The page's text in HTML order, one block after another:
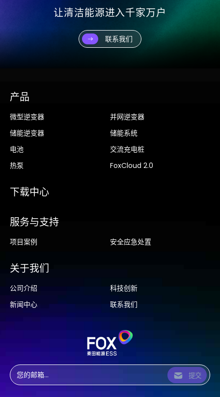
让清洁能源进入千家万户
联系我们
提交
产品
微型逆变器
并网逆变器
储能逆变器
储能系统
电池
交流充电桩
热泵
FoxCloud 2.0
下载中心
服务与支持
项目案例 安全应急处置
关于我们
公司介绍
科技创新
新闻中心
联系我们